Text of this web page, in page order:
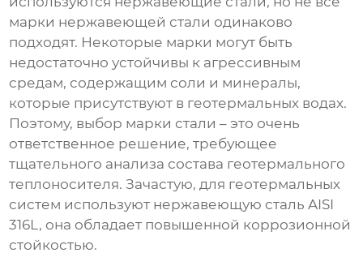
марки нержавеющей стали одинаково
подходят. Некоторые марки могут быть
недостаточно устойчивы к агрессивным
средам, содержащим соли и минералы,
которые присутствуют в геотермальных водах.
Поэтому, выбор марки стали – это очень
ответственное решение, требующее
тщательного анализа состава геотермального
теплоносителя. Зачастую, для геотермальных
систем используют нержавеющую сталь AISI
316L, она обладает повышенной коррозионной
стойкостью.